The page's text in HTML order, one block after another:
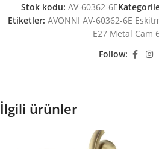
Stok kodu: AV-60362-6E
Etiketler: AVONNI AV-60362-6E
E27 Metal Cam
Follow:
İlgili ürünler